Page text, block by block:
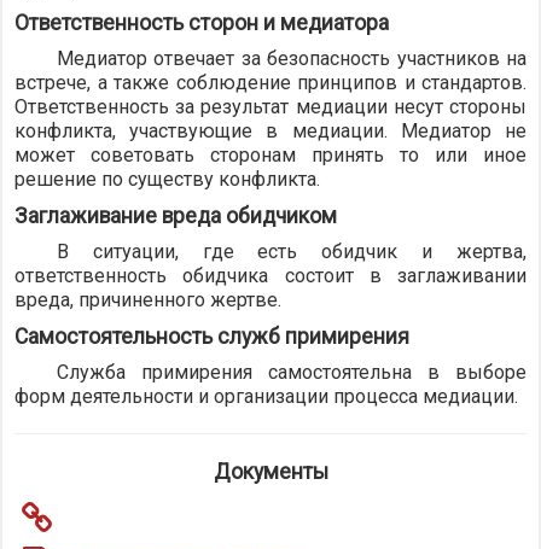
Ответственность сторон и медиатора
Медиатор отвечает за безопасность участников на
встрече, а также соблюдение принципов и стандартов.
Ответственность за результат медиации несут стороны
конфликта, участвующие в медиации. Медиатор не
может советовать сторонам принять то или иное
решение по существу конфликта.
Заглаживание вреда обидчиком
В ситуации, где есть обидчик и жертва,
ответственность обидчика состоит в заглаживании
вреда, причиненного жертве.
Самостоятельность служб примирения
Служба примирения самостоятельна в выборе
форм деятельности и организации процесса медиации.
Документы